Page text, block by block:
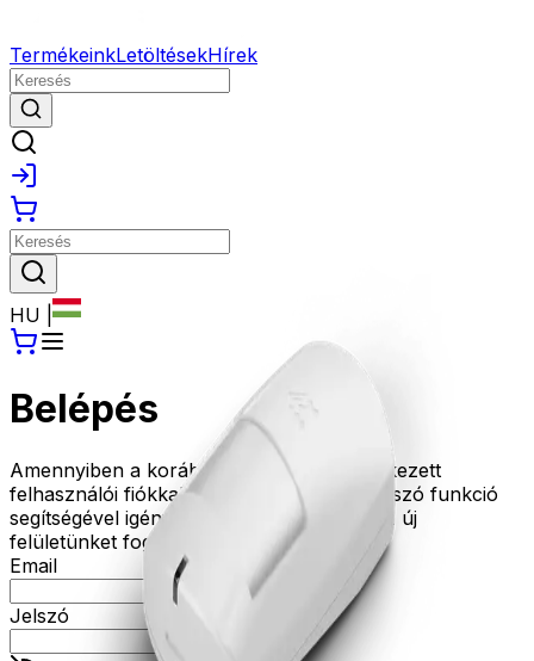
TermékeinkLetöltésekHírek
HU
Belépés
Amennyiben a korábbi oldalunkon rendelkezett
felhasználói fiókkal, kérjük az Elfelejtett jelszó funkció
segítségével igényeljen új jelszót, amivel az új
felületünket fogja tudni használni.
Email
Jelszó